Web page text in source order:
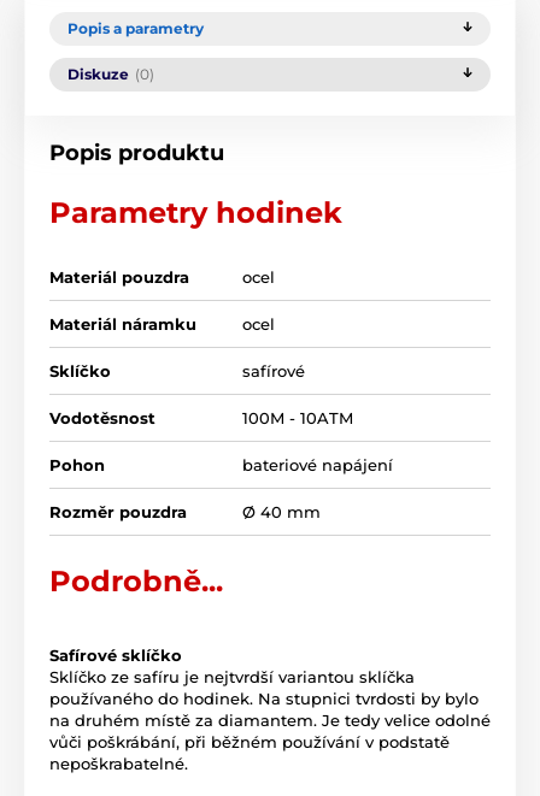
Popis a parametry
Diskuze (0)
Popis produktu
Parametry hodinek
Materiál pouzdra ocel
Materiál náramku ocel
Sklíčko safírové
Vodotěsnost 100M - 10ATM
Pohon bateriové napájení
Rozměr pouzdra Ø 40 mm
Podrobně...
Safírové sklíčko
Sklíčko ze safíru je nejtvrdší variantou sklíčka
používaného do hodinek. Na stupnici tvrdosti by bylo
na druhém místě za diamantem. Je tedy velice odolné
vůči poškrábání, při běžném používání v podstatě
nepoškrabatelné.